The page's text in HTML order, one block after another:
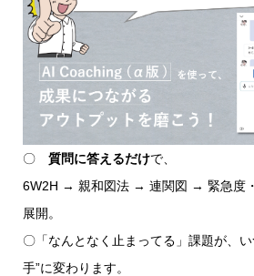
〇 質問に答えるだけで、
6W2H → 親和図法 → 連関図 → 緊急度
展開。
〇「なんとなく止まってる」課題が、
手”に変わります。